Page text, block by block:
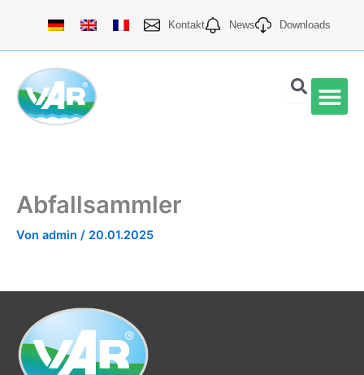
springen
Kontakt News Downloads
Abfallsammler
Von admin / 20.01.2025